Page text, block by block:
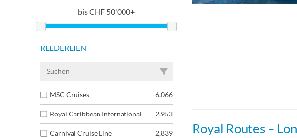
bisCHF 50'000+
REEDEREIEN
MSC Cruises 6,066
Royal Caribbean International 2,953
Carnival Cruise Line 2,839 Royal Routes –